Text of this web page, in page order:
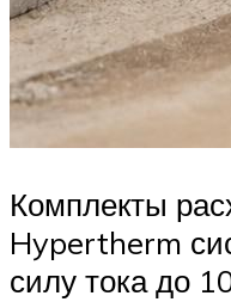
Комплекты
Hypertherm
силу тока до